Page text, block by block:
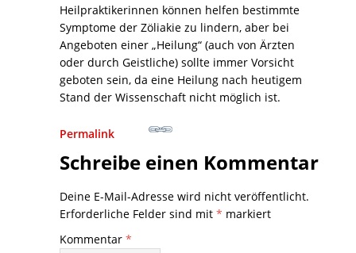
Heilpraktikerinnen können helfen bestimmte
Symptome der Zöliakie zu lindern, aber bei
Angeboten einer „Heilung“ (auch von Ärzten
oder durch Geistliche) sollte immer Vorsicht
geboten sein, da eine Heilung nach heutigem
Stand der Wissenschaft nicht möglich ist.
Permalink
Schreibe einen Kommentar
Deine E-Mail-Adresse wird nicht veröffentlicht.
Erforderliche Felder sind mit * markiert
Kommentar *